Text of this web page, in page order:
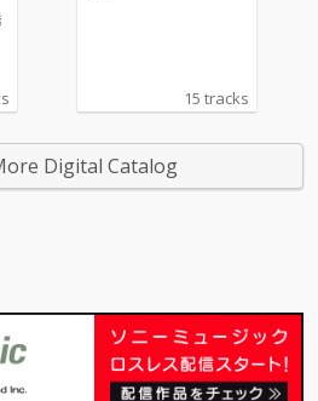
15 tracks
Digital Catalog